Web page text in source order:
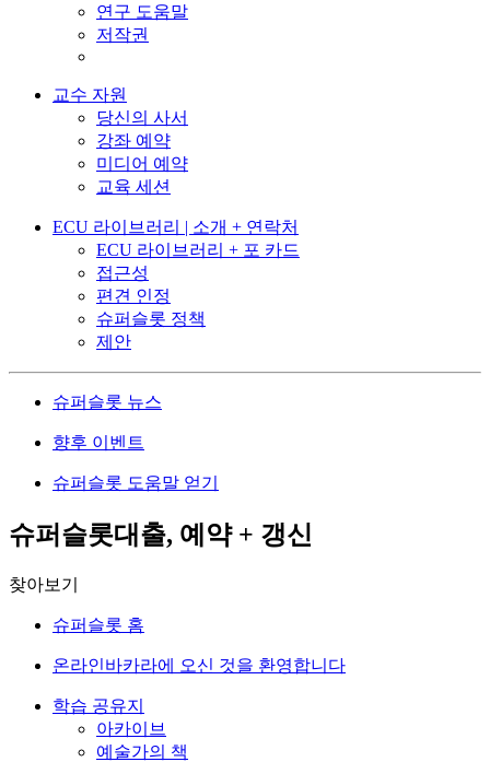
연구 도움말
저작권
교수 자원
당신의 사서
강좌 예약
미디어 예약
교육 세션
ECU 라이브러리 | 소개 + 연락처
ECU 라이브러리 + 포 카드
접근성
편견 인정
슈퍼슬롯 정책
제안
슈퍼슬롯 뉴스
향후 이벤트
슈퍼슬롯 도움말 얻기
슈퍼슬롯대출, 예약 + 갱신
찾아보기
슈퍼슬롯 홈
온라인바카라에 오신 것을 환영합니다
학습 공유지
아카이브
예술가의 책